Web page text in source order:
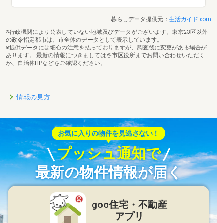
暮らしデータ提供元： 生活ガイド.com
※行政機関により公表していない地域及びデータがございます。東京23区以外
の政令指定都市は、市全体のデータとして表示しています。
※提供データには細心の注意を払っておりますが、調査後に変更がある場合が
あります。 最新の情報につきましては各市区役所までお問い合わせいただく
か、自治体HPなどをご確認ください。
情報の見方
お気に入りの物件を見逃さない！
プッシュ通知で
最新の物件情報が届く
goo住宅・不動産
アプリ